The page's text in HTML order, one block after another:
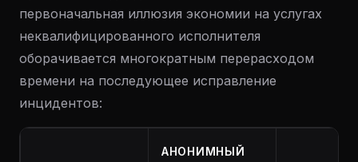
первоначальная иллюзия экономии на услугах
неквалифицированного исполнителя
оборачивается многократным перерасходом
времени на последующее исправление
инцидентов:
АНОНИМНЫЙ